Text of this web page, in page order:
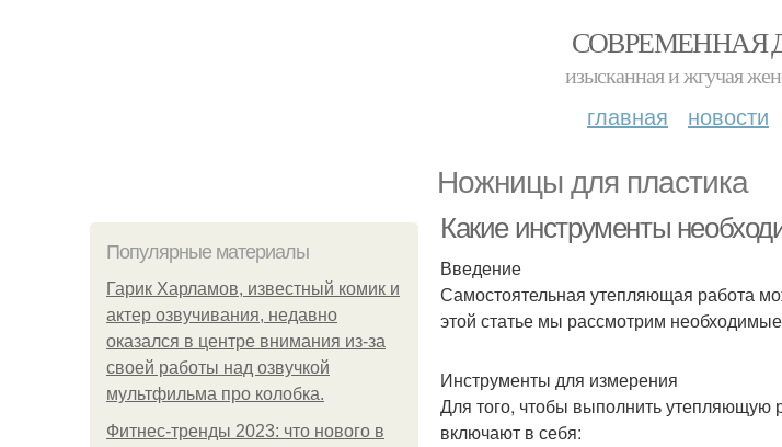
СОВРЕМЕННАЯ
изысканная и жгучая
главная новости
Ножницы для пластика
Популярные материалы
Гарик Харламов, известный комик и
актер озвучивания, недавно
оказался в центре внимания из-за
своей работы над озвучкой
мультфильма про колобка.
Фитнес-тренды 2023: что нового в
Какие инструменты
Введение
Самостоятельная утепляющая работа
этой статье мы рассмотрим
Инструменты для измерения
Для того, чтобы выполнить утепляющую
включают в себя: